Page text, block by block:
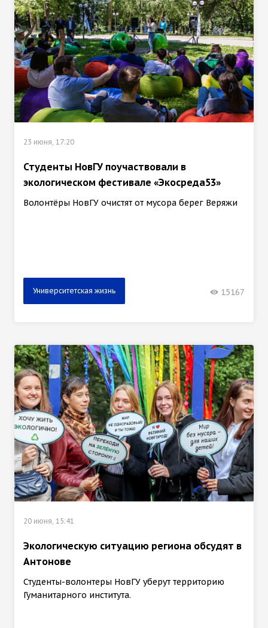
23 июня, 17:20
Студенты НовГУ поучаствовали в
экологическом фестивале «Экосреда53»
Волонтёры НовГУ очистят от мусора берег Веряжи
Университетская жизнь 15167
20 июня, 15:41
Экологическую ситуацию региона обсудят в
Антонове
Студенты-волонтеры НовГУ уберут территорию
Гуманитарного института.